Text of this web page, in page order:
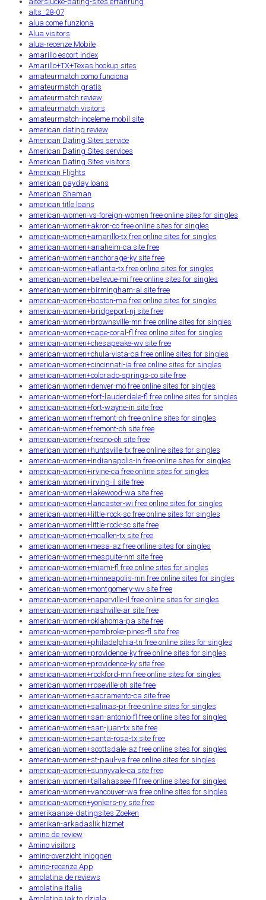
alts_28-07
alua come funziona
Alua visitors
alua-recenze Mobile
amarillo escort index
Amarillo+TX+Texas hookup sites
amateurmatch como funciona
amateurmatch gratis
amateurmatch review
amateurmatch visitors
amateurmatch-inceleme mobil site
american dating review
American Dating Sites service
American Dating Sites services
American Dating Sites visitors
American Flights
american payday loans
American Shaman
american title loans
american-women-vs-foreign-women free online sites for singles
american-women+akron-co free online sites for singles
american-women+amarillo-tx free online sites for singles
american-women+anaheim-ca site free
american-women+anchorage-ky site free
american-women+atlanta-tx free online sites for singles
american-women+bellevue-mi free online sites for singles
american-women+birmingham-al site free
american-women+boston-ma free online sites for singles
american-women+bridgeport-nj site free
american-women+brownsville-mn free online sites for singles
american-women+cape-coral-fl free online sites for singles
american-women+chesapeake-wv site free
american-women+chula-vista-ca free online sites for singles
american-women+cincinnati-ia free online sites for singles
american-women+colorado-springs-co site free
american-women+denver-mo free online sites for singles
american-women+fort-lauderdale-fl free online sites for singles
american-women+fort-wayne-in site free
american-women+fremont-oh free online sites for singles
american-women+fremont-oh site free
american-women+fresno-oh site free
american-women+huntsville-tx free online sites for singles
american-women+indianapolis-in free online sites for singles
american-women+irvine-ca free online sites for singles
american-women+irving-il site free
american-women+lakewood-wa site free
american-women+lancaster-wi free online sites for singles
american-women+little-rock-sc free online sites for singles
american-women+little-rock-sc site free
american-women+mcallen-tx site free
american-women+mesa-az free online sites for singles
american-women+mesquite-nm site free
american-women+miami-fl free online sites for singles
american-women+minneapolis-mn free online sites for singles
american-women+montgomery-wv site free
american-women+naperville-il free online sites for singles
american-women+nashville-ar site free
american-women+oklahoma-pa site free
american-women+pembroke-pines-fl site free
american-women+philadelphia-tn free online sites for singles
american-women+providence-ky free online sites for singles
american-women+providence-ky site free
american-women+rockford-mn free online sites for singles
american-women+roseville-oh site free
american-women+sacramento-ca site free
american-women+salinas-pr free online sites for singles
american-women+san-antonio-fl free online sites for singles
american-women+san-juan-tx site free
american-women+santa-rosa-tx site free
american-women+scottsdale-az free online sites for singles
american-women+st-paul-va free online sites for singles
american-women+sunnyvale-ca site free
american-women+tallahassee-fl free online sites for singles
american-women+vancouver-wa free online sites for singles
american-women+yonkers-ny site free
amerikaanse-datingsites Zoeken
amerikan-arkadaslik hizmet
amino de review
Amino visitors
amino-overzicht Inloggen
amino-recenze App
amolatina de reviews
amolatina italia